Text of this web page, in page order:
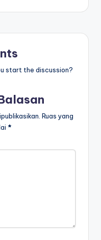
start the discussion?
Ruas yang
*